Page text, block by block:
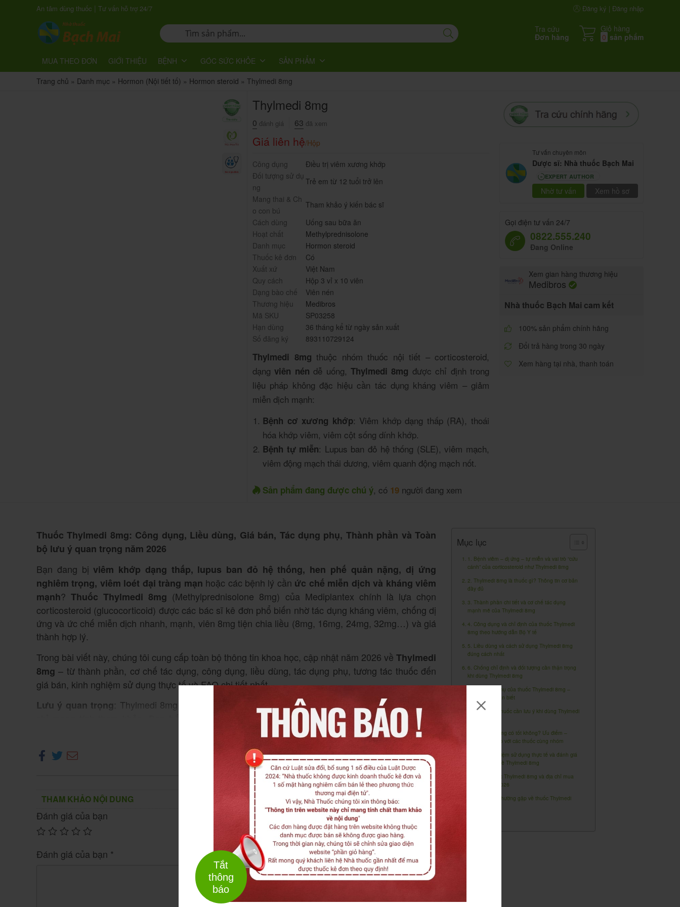
Tắt
thông
báo
An tâm dùng thuốc | Tư vấn hỗ trợ 24/7 Đăng ký | Đăng nhập
Tra cứu
Đơn hàng
Giỏ hàng
0 sản phẩm
MUA THEO ĐƠN GIỚI THIỆU BỆNH GÓC SỨC KHỎE
SẢN PHẨM
Trang chủ » Danh mục » Hormon (Nội tiết tố) » Hormon steroid » Thylmedi 8mg
Thylmedi 8mg
0 đánh giá 63 đã xem
Giá liên hệ/Hộp
Công dụng
Điều trị viêm xương khớp
Đối tượng sử dụ
ng
Trẻ em từ 12 tuổi trở lên
Mang thai & Ch
o con bú
Tham khảo ý kiến bác sĩ
Cách dùng
Uống sau bữa ăn
Hoạt chất
Methylprednisolone
Danh mục
Hormon steroid
Thuốc kê đơn
Có
Xuất xứ
Việt Nam
Quy cách
Hộp 3 vỉ x 10 viên
Dạng bào chế
Viên nén
Thương hiệu
Medibros
Mã SKU
SP03258
Hạn dùng
36 tháng kể từ ngày sản xuất
Số đăng ký
893110729124
Thylmedi 8mg thuộc nhóm thuốc nội tiết – corticosteroid,
dạngviên nén dễ uống,Thylmedi 8mg được chỉ định trong
liệu pháp không đặc hiệu cần tác dụng kháng viêm – giảm
miễn dịch mạnh:
Bệnh cơ xương khớp: Viêm khớp dạng thấp (RA), thoái
hóa khớp viêm, viêm cột sống dính khớp.
Bệnh tự miễn: Lupus ban đỏ hệ thống (SLE), viêm mạch,
viêm động mạch thái dương, viêm quanh động mạch nốt.
Sản phẩm đang được chú ý, có 19 người đang xem
Tư vấn chuyên môn
Dược sĩ: Nhà thuốc Bạch Mai
80 EXPERT AUTHOR
Nhờ tư vấn Xem hồ sơ
Gọi điện tư vấn 24/7
0822.555.240
Đang Online
Xem gian hàng thương hiệu
Medibros
Nhà thuốc Bạch Mai cam kết
100% sản phẩm chính hãng
Đổi trả hàng trong 30 ngày
Xem hàng tại nhà, thanh toán
Thuốc Thylmedi 8mg: Công dụng, Liều dùng, Giá bán, Tác dụng phụ, Thành phần và Toàn
bộ lưu ý quan trọng năm 2026
Bạn đang bịviêm khớp dạng thấp, lupus ban đỏ hệ thống, hen phế quản nặng, dị ứng
nghiêm trọng, viêm loét đại tràng mạn hoặc các bệnh lý cần ức chế miễn dịch và kháng viêm
mạnh?Thuốc Thylmedi 8mg (Methylprednisolone 8mg) của Mediplantex chính là lựa chọn
corticosteroid (glucocorticoid) được các bác sĩ kê đơn phổ biến nhờ tác dụng kháng viêm, chống dị
ứng và ức chế miễn dịch nhanh, mạnh, viên 8mg tiện chia liều (8mg, 16mg, 24mg, 32mg…) và giá
thành hợp lý.
Trong bài viết này, chúng tôi cung cấp toàn bộ thông tin khoa học, cập nhật năm 2026 về Thylmedi
8mg – từ thành phần, cơ chế tác dụng, công dụng, liều dùng, tác dụng phụ, tương tác thuốc đến
giá bán, kinh nghiệm sử dụng thực tế và FAQ chi tiết nhất.
Lưu ý quan trọng: Thylmedi 8mg là thuốc kê đơn, thuộc nhóm corticosteroid mạnh. Bài viết
bắt buộc phải tham khảo ý kiến bác sĩtrước khi sử dụng và
để tránh biến chứng nghiêm trọng (loãng xương, suy thượng thận, tăng
1. Bệnh viêm – dị ứng – tự miễn và vai trò “cứu cánh” của corticosteroid như
Viêm khớp dạng thấp, lupus, hen suyễn, dị ứng nặng, viêm loét đại tràng… là những bệnh lý viêm
– miễn dịch đang gia tăng tại Việt Nam. Theo thống kê Bộ Y tế và Bệnh viện Bạch Mai (cập nhật
2025), hàng triệu người Việt mắc các bệnh tự miễn và viêm mạn tính, trong đó nhiều trường hợp
cần can thiệp corticosteroid để kiểm soát cơn cấp và ngăn biến chứng (biến dạng khớp, suy hô
hấp, tổn thương thận…).
Telmisartan 80mg and Amlodipine 5mg Tablets H28v
Thuốc Telmisartan 80mg and Amlodipine 5mg Tablets: Công dụng, Liều dùng,...
Báo cáo nội dung không chính xác-Miễn trừ trách nhiệm
THAM KHẢO NỘI DUNG
Đánh giá của bạn
Đánh giá của bạn *
Mục lục
1. Bệnh viêm – dị ứng – tự miễn và vai trò “cứu
cánh” của corticosteroid như Thylmedi 8mg
2. Thylmedi 8mg là thuốc gì? Thông tin cơ bản
đầy đủ
3. Thành phần chi tiết và cơ chế tác dụng
mạnh mẽ của Thylmedi 8mg
4. Công dụng và chỉ định của thuốc Thylmedi
8mg theo hướng dẫn Bộ Y tế
5. Liều dùng và cách sử dụng Thylmedi 8mg
đúng cách nhất
6. Chống chỉ định và đối tượng cần thận trọng
khi dùng Thylmedi 8mg
7. Tác dụng phụ của thuốc Thylmedi 8mg –
Những điều cần biết
8. Tương tác thuốc cần lưu ý khi dùng Thylmedi
9. Thylmedi 8mg có tốt không? Ưu điểm –
Nhược điểm so với các thuốc cùng nhóm
10. Kinh nghiệm sử dụng thực tế và đánh giá
người dùng về Thylmedi 8mg
11. Giá thuốc Thylmedi 8mg và địa chỉ mua
uy tín năm 2026
12. Câu hỏi thường gặp về thuốc Thylmedi